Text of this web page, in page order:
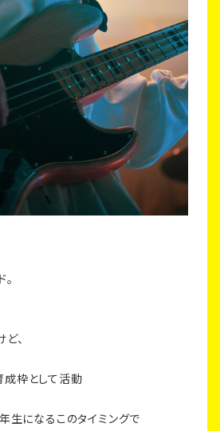
、
成枠として活動
生になるこのタイミングで